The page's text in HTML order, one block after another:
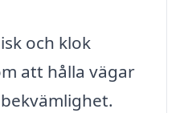
och klok
att hålla vägar